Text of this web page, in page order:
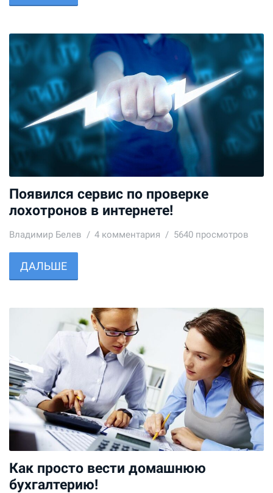
Появился сервис по проверке
лохотронов в интернете!
Владимир Белев 4 комментария 5640 просмотров
ДАЛЬШЕ
Как просто вести домашнюю
бухгалтерию!